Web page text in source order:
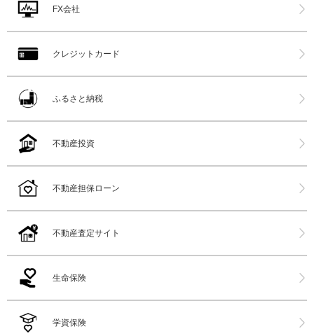
FX会社
クレジットカード
ふるさと納税
不動産投資
不動産担保ローン
不動産査定サイト
生命保険
学資保険